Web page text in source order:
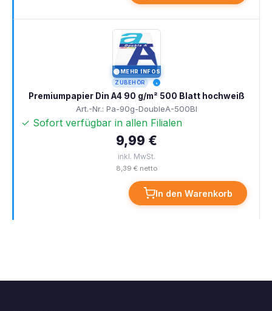
MEHR INFOS
ZUBEHÖR
Premiumpapier Din A4 90 g/m² 500 Blatt hochweiß
Art.-Nr.: Pa-90g-DoubleA-500Bl
✓ Sofort verfügbar in allen Filialen
9,99 €
inkl. MwSt.
8,39 € netto
In den Warenkorb